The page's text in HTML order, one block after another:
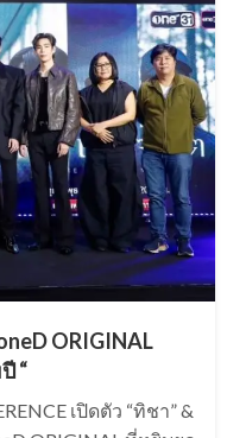
ORIGINAL
“
เปิดตัว “ทิชา” &